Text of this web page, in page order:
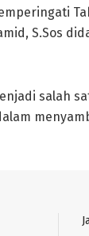
S.Sos
salah